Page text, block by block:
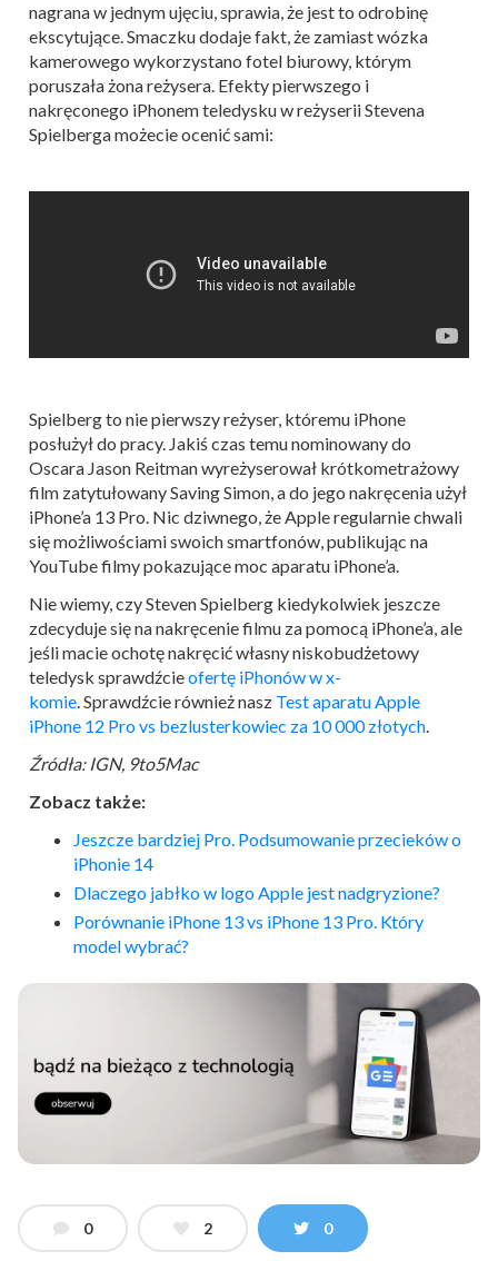
nagrana w jednym ujęciu, sprawia, że jest to odrobinę
ekscytujące. Smaczku dodaje fakt, że zamiast wózka
kamerowego wykorzystano fotel biurowy, którym
poruszała żona reżysera. Efekty pierwszego i
nakręconego iPhonem teledysku w reżyserii Stevena
Spielberga możecie ocenić sami:
Spielberg to nie pierwszy reżyser, któremu iPhone
posłużył do pracy. Jakiś czas temu nominowany do
Oscara Jason Reitman wyreżyserował krótkometrażowy
film zatytułowany Saving Simon, a do jego nakręcenia użył
iPhone’a 13 Pro. Nic dziwnego, że Apple regularnie chwali
się możliwościami swoich smartfonów, publikując na
YouTube filmy pokazujące moc aparatu iPhone’a.
Nie wiemy, czy Steven Spielberg kiedykolwiek jeszcze
zdecyduje się na nakręcenie filmu za pomocą iPhone’a, ale
jeśli macie ochotę nakręcić własny niskobudżetowy
teledysk sprawdźcieofertę iPhonów w x-
komie. Sprawdźcie również nasz Test aparatu Apple
iPhone 12 Pro vs bezlusterkowiec za 10 000 złotych.
Źródła: IGN, 9to5Mac
Zobacz także:
Jeszcze bardziej Pro. Podsumowanie przecieków o
iPhonie 14
Dlaczego jabłko w logo Apple jest nadgryzione?
Porównanie iPhone 13 vs iPhone 13 Pro. Który
model wybrać?
0 2 0